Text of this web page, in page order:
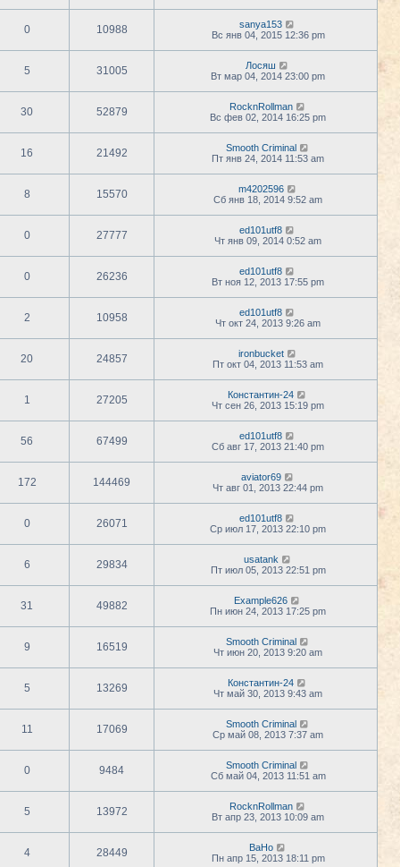
0 10988
sanya153
Вс янв 04, 2015 12:36 pm
5 31005
Лосяш
Вт мар 04, 2014 23:00 pm
30 52879
RocknRollman
Вс фев 02, 2014 16:25 pm
16 21492
Smooth Criminal
Пт янв 24, 2014 11:53 am
8 15570
m4202596
Сб янв 18, 2014 9:52 am
0 27777
ed101utf8
Чт янв 09, 2014 0:52 am
0 26236
ed101utf8
Вт ноя 12, 2013 17:55 pm
2 10958
ed101utf8
Чт окт 24, 2013 9:26 am
20 24857
ironbucket
Пт окт 04, 2013 11:53 am
1 27205
Константин-24
Чт сен 26, 2013 15:19 pm
56 67499
ed101utf8
Сб авг 17, 2013 21:40 pm
172 144469
aviator69
Чт авг 01, 2013 22:44 pm
0 26071
ed101utf8
Ср июл 17, 2013 22:10 pm
6 29834
usatank
Пт июл 05, 2013 22:51 pm
31 49882
Example626
Пн июн 24, 2013 17:25 pm
9 16519
Smooth Criminal
Чт июн 20, 2013 9:20 am
5 13269
Константин-24
Чт май 30, 2013 9:43 am
11 17069
Smooth Criminal
Ср май 08, 2013 7:37 am
0 9484
Smooth Criminal
Сб май 04, 2013 11:51 am
5 13972
RocknRollman
Вт апр 23, 2013 10:09 am
4 28449
BaHo
Пн апр 15, 2013 18:11 pm